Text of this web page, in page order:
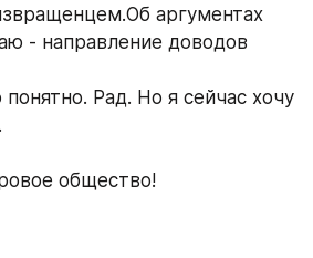
аргументах
- направление доводов
Рад. Но я сейчас хочу
общество!